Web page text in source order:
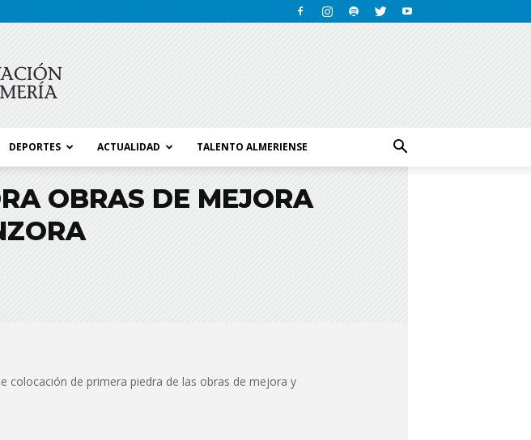
DEPORTES ACTUALIDAD TALENTO ALMERIENSE
OBRAS DE MEJORA
colocación de primera piedra de las obras de mejora y